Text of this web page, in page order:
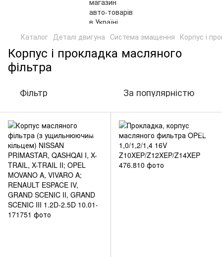
Каталог Деталі двигуна Система змащення Корпус і
Корпус і прокладка масляного
фільтра
Фільтр За популярністю